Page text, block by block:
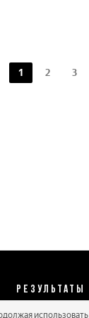
1 2 3
РЕЗУЛЬТАТЫ
Протоколы 2025